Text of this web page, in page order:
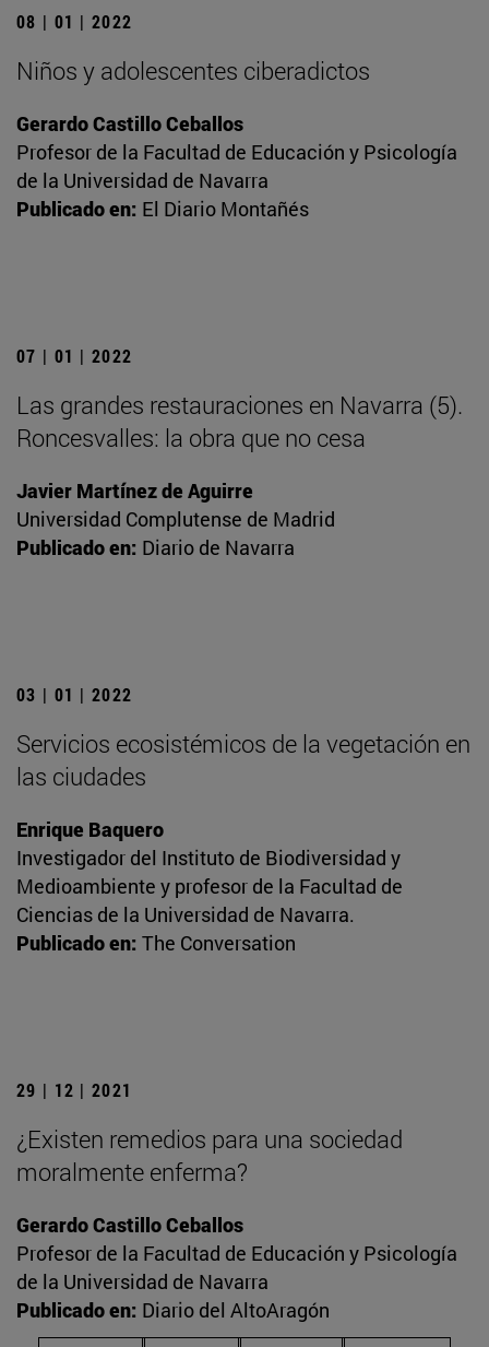
08 | 01 | 2022
Niños y adolescentes ciberadictos
Gerardo Castillo Ceballos
Profesor de la Facultad de Educación y Psicología
de la Universidad de Navarra
Publicado en: El Diario Montañés
07 | 01 | 2022
Las grandes restauraciones en Navarra (5).
Roncesvalles: la obra que no cesa
Javier Martínez de Aguirre
Universidad Complutense de Madrid
Publicado en: Diario de Navarra
03 | 01 | 2022
Servicios ecosistémicos de la vegetación en
las ciudades
Enrique Baquero
Investigador del Instituto de Biodiversidad y
Medioambiente y profesor de la Facultad de
Ciencias de la Universidad de Navarra.
Publicado en: The Conversation
29 | 12 | 2021
¿Existen remedios para una sociedad
moralmente enferma?
Gerardo Castillo Ceballos
Profesor de la Facultad de Educación y Psicología
de la Universidad de Navarra
Publicado en: Diario del AltoAragón